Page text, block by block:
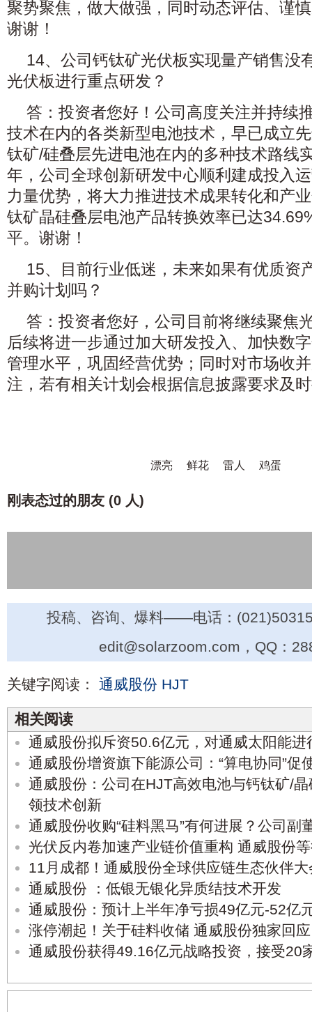
聚势聚焦，做大做强，同时动态评估、谨
谢谢！
14、公司钙钛矿光伏板实现量产销售没
光伏板进行重点研发？
答：投资者您好！公司高度关注并持续
技术在内的各类新型电池技术，早已成立
钛矿/硅叠层先进电池在内的多种技术路线
年，公司全球创新研发中心顺利建成投入
力量优势，将大力推进技术成果转化和产
钛矿晶硅叠层电池产品转换效率已达
平。谢谢！
15、目前行业低迷，未来如果有优质资
并购计划吗？
答：投资者您好，公司目前将继续聚焦
后续将进一步通过加大研发投入、加快数
管理水平，巩固经营优势；同时对市场收
注，若有相关计划会根据信息披露要求及
漂亮 鲜花 雷人 鸡蛋
刚表态过的朋友 (0 人)
投稿、咨询、爆料——电话：
edit@solarzoom.com，QQ：
关键字阅读： 通威股份 HJT
相关阅读
通威股份拟斥资50.6亿元，对通威太阳能进
通威股份增资旗下能源公司：“算电协同”促
通威股份：公司在HJT高效电池与钙钛矿/
领技术创新
通威股份收购“硅料黑马”有何进展？公司副
光伏反内卷加速产业链价值重构 通威股份
11月成都！通威股份全球供应链生态伙伴
通威股份 ：低银无银化异质结技术开发
通威股份：预计上半年净亏损49亿元-52亿
涨停潮起！关于硅料收储 通威股份独家回
通威股份获得49.16亿元战略投资，接受20